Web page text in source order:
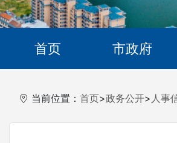
首页 市政府
当前位置： 首页>政务公开> 人事